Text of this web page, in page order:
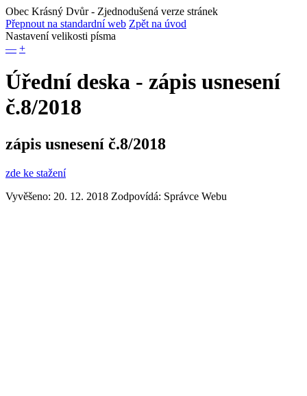
Obec Krásný Dvůr- Zjednodušená verze stránek
Přepnout na standardní web Zpět na úvod
Nastavení velikosti písma
— +
Úřední deska - zápis usnesení
č.8/2018
zápis usnesení č.8/2018
zde ke stažení
Vyvěšeno: 20. 12. 2018 Zodpovídá: Správce Webu